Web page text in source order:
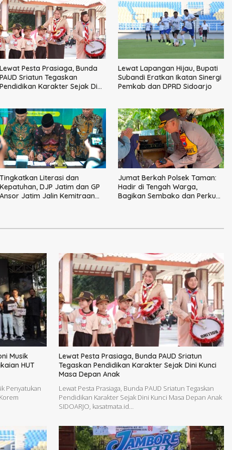
Lewat Pesta Prasiaga, Bunda
PAUD Sriatun Tegaskan
Pendidikan Karakter Sejak Dini
Lewat Lapangan Hijau, Bupati
Subandi Eratkan Ikatan Sinergi
Pemkab dan DPRD Sidoarjo
Tingkatkan Literasi dan
Kepatuhan, DJP Jatim dan GP
Ansor Jatim Jalin Kemitraan
Jumat Berkah Polsek Taman:
Hadir di Tengah Warga,
Bagikan Sembako dan Perkuat
Musik
HUT
Penyatukan
Lewat Pesta Prasiaga, Bunda PAUD Sriatun
Tegaskan Pendidikan Karakter Sejak Dini Kunci
Masa Depan Anak
Lewat Pesta Prasiaga, Bunda PAUD Sriatun Tegaskan
Pendidikan Karakter Sejak Dini Kunci Masa Depan Anak
SIDOARJO, kasatmata.id…